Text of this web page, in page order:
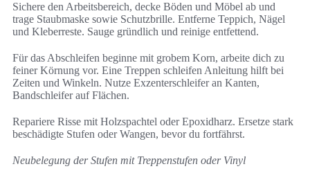
Sichere den Arbeitsbereich, decke Böden und Möbel ab und
trage Staubmaske sowie Schutzbrille. Entferne Teppich, Nägel
und Kleberreste. Sauge gründlich und reinige entfettend.
Für das Abschleifen beginne mit grobem Korn, arbeite dich zu
feiner Körnung vor. Eine Treppen schleifen Anleitung hilft bei
Zeiten und Winkeln. Nutze Exzenterschleifer an Kanten,
Bandschleifer auf Flächen.
Repariere Risse mit Holzspachtel oder Epoxidharz. Ersetze stark
beschädigte Stufen oder Wangen, bevor du fortfährst.
Neubelegung der Stufen mit Treppenstufen oder Vinyl